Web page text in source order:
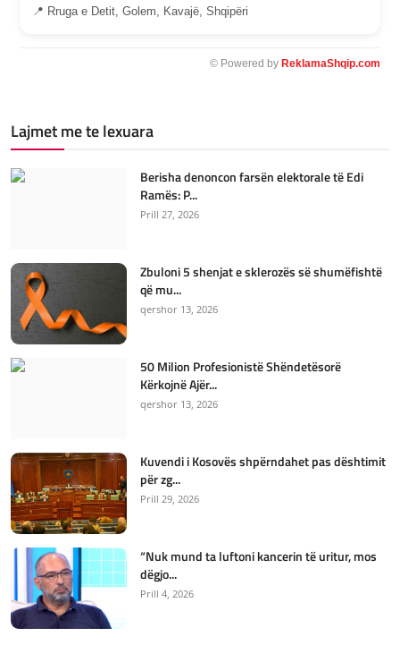
📍 Rruga e Detit, Golem, Kavajë, Shqipëri
© Powered by ReklamaShqip.com
Lajmet me te lexuara
Berisha denoncon farsën elektorale të Edi
Ramës: P...
Prill 27, 2026
Zbuloni 5 shenjat e sklerozës së shumëfishtë
që mu...
qershor 13, 2026
50 Milion Profesionistë Shëndetësorë
Kërkojnë Ajër...
qershor 13, 2026
Kuvendi i Kosovës shpërndahet pas dështimit
për zg...
Prill 29, 2026
“Nuk mund ta luftoni kancerin të uritur, mos
dëgjo...
Prill 4, 2026